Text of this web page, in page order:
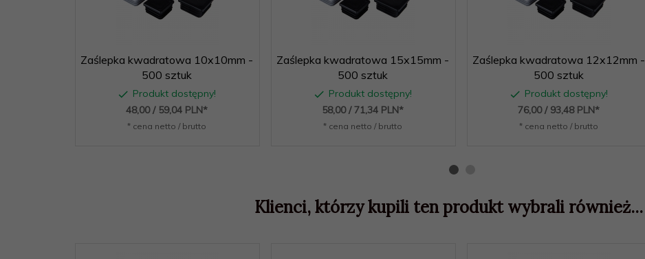
Zaślepka kwadratowa 10x10mm -
500 sztuk
Produkt dostępny!
48,00 / 59,04 PLN*
* cena netto / brutto
Zaślepka kwadratowa 15x15mm -
500 sztuk
Produkt dostępny!
58,00 / 71,34 PLN*
* cena netto / brutto
Zaślepka kwadratowa 12x12mm -
500 sztuk
Produkt dostępny!
76,00 / 93,48 PLN*
* cena netto / brutto
Klienci, którzy kupili ten produkt wybrali również...